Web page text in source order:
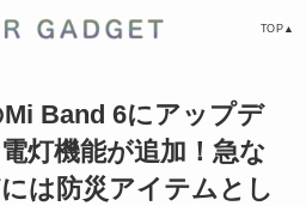
TOP▲
Band 6にアップデ
灯機能が追加！急な
は防災アイテムとし